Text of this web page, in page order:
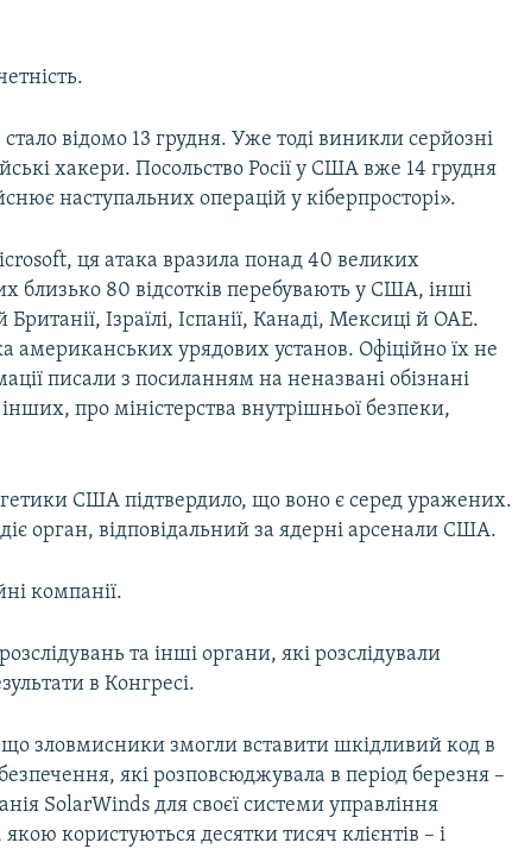
відомо 13 грудня. Уже тоді виникли серйозні
хакери. Посольство Росії у США вже 14 грудня
наступальних операцій у кіберпросторі».
ця атака вразила понад 40 великих
близько 80 відсотків перебувають у США, інші
Британії, Ізраїлі, Іспанії, Канаді, Мексиці й ОАЕ.
американських урядових установ. Офіційно їх не
писали з посиланням на неназвані обізнані
про міністерства внутрішньої безпеки,
США підтвердило, що воно є серед уражених.
діє орган, відповідальний за ядерні арсенали США.
компанії.
та інші органи, які розслідували
в Конгресі.
що зловмисники змогли вставити шкідливий код в
які розповсюджувала в період березня –
SolarWinds для своєї системи управління
користуються десятки тисяч клієнтів – і